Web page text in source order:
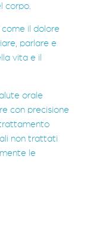
corpo.
il dolore
parlare e
vita e il
orale
con precisione
trattamento
non trattati
le